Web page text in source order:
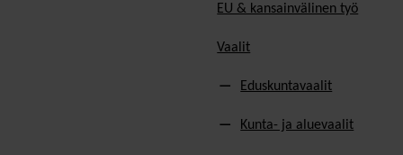
EU & kansainvälinen työ
Vaalit
Eduskuntavaalit
Kunta- ja aluevaalit